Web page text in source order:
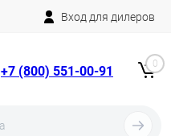
Вход для дилеров
+7 (800) 551-00-91 0